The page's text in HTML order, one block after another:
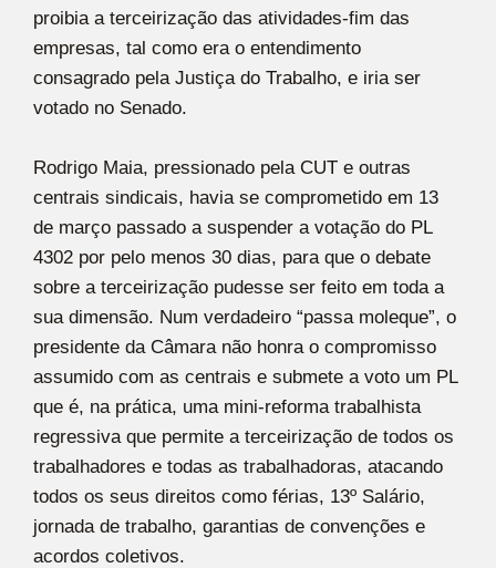
proibia a terceirização das atividades-fim das
empresas, tal como era o entendimento
consagrado pela Justiça do Trabalho, e iria ser
votado no Senado.
Rodrigo Maia, pressionado pela CUT e outras
centrais sindicais, havia se comprometido em 13
de março passado a suspender a votação do PL
4302 por pelo menos 30 dias, para que o debate
sobre a terceirização pudesse ser feito em toda a
sua dimensão. Num verdadeiro “passa moleque”, o
presidente da Câmara não honra o compromisso
assumido com as centrais e submete a voto um PL
que é, na prática, uma mini-reforma trabalhista
regressiva que permite a terceirização de todos os
trabalhadores e todas as trabalhadoras, atacando
todos os seus direitos como férias, 13º Salário,
jornada de trabalho, garantias de convenções e
acordos coletivos.